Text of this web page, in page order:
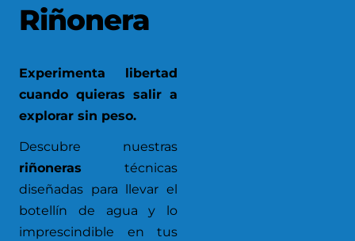
Riñonera
Experimenta libertad
cuando quieras salir a
explorar sin peso.
Descubre nuestras
riñoneras técnicas
diseñadas para llevar el
botellín de agua y lo
imprescindible en tus